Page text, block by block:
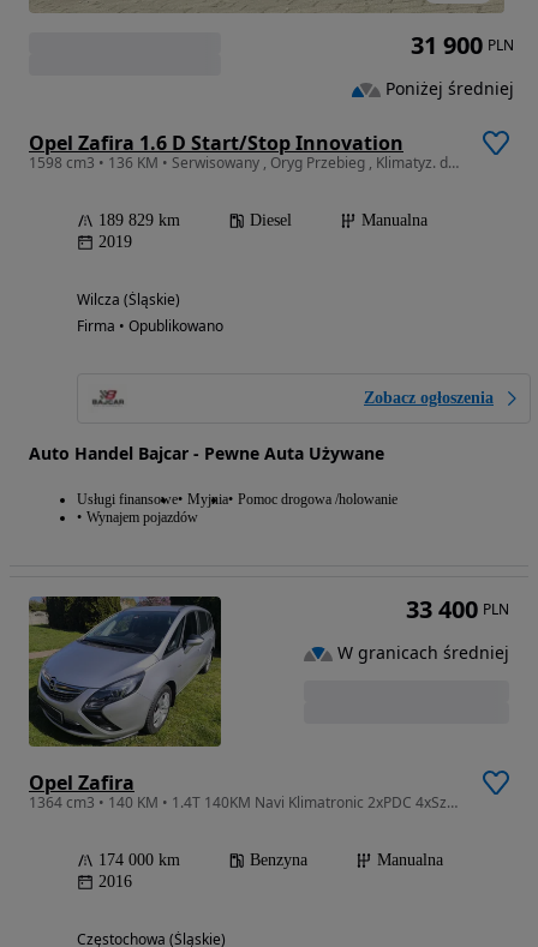
Opel Zafira 1.6 D Start/Stop Innovation
1598 cm3 • 136 KM • Serwisowany , Oryg Przebieg , Klimatyz. dwustr. , Podg. Fotele , 120Ja
189 829 km Diesel
Manualna
2019
Wilcza (Śląskie)
Firma • Opublikowano
Zobacz ogłoszenia
Auto Handel Bajcar - Pewne Auta Używane
Usługi finansowe Myjnia Pomoc drogowa /holowanie
Wynajem pojazdów
31 900 PLN
Poniżej średniej
Opel Zafira
1364 cm3 • 140 KM • 1.4T 140KM Navi Klimatronic 2xPDC 4xSzE Bagażnik Serwis Zarejestrowany
174 000 km Benzyna
Manualna
2016
Częstochowa (Śląskie)
33 400 PLN
W granicach średniej